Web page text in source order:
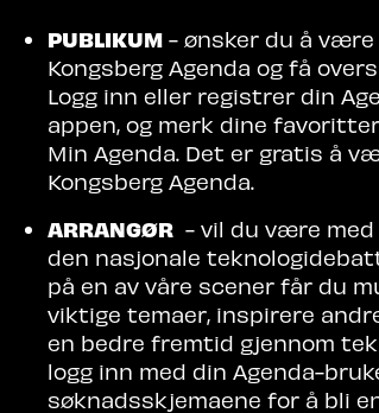
PUBLIKUM - ønsker du å
Kongsberg Agenda og få
Logg inn eller registrer din
appen, og merk dine
Min Agenda. Det er gratis å
Kongsberg Agenda.
ARRANGØR - vil du være
den nasjonale
på en av våre scener får du
viktige temaer, inspirere
en bedre fremtid gjennom
logg inn med din Agenda-
søknadsskjemaene for å bli